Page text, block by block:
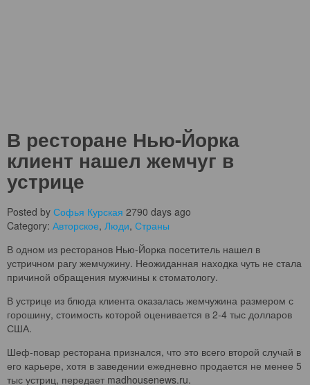
В ресторане Нью-Йорка
клиент нашел жемчуг в
устрице
Posted by Софья Курская 2790 days ago
Category: Авторское, Люди, Страны
В одном из ресторанов Нью-Йорка посетитель нашел в
устричном рагу жемчужину. Неожиданная находка чуть не стала
причиной обращения мужчины к стоматологу.
В устрице из блюда клиента оказалась жемчужина размером с
горошину, стоимость которой оценивается в 2-4 тыс долларов
США.
Шеф-повар ресторана признался, что это всего второй случай в
его карьере, хотя в заведении ежедневно продается не менее 5
тыс устриц, передает madhousenews.ru.
Пугающая
теория